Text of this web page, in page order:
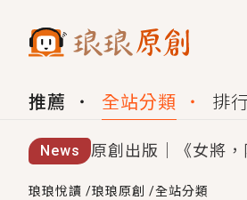
推薦 全站分類 排
News 原創出版｜《女將
創,作家招募｜華文
琅琅悅讀 /琅琅原創 /全站分類